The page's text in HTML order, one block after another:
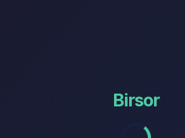
Birsor